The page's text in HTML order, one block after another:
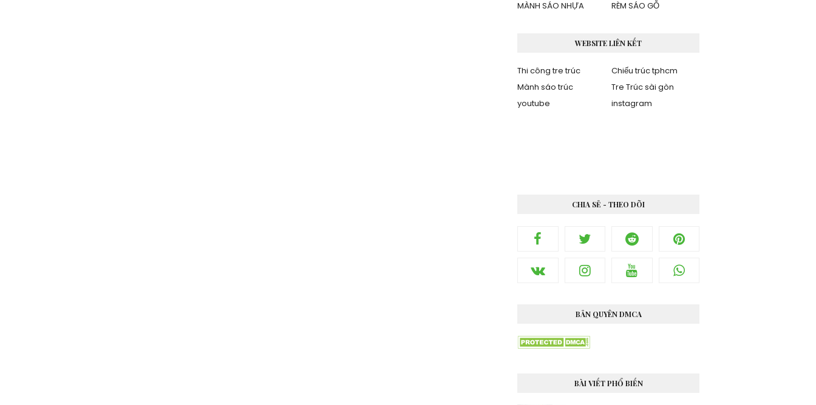
MÀNH SÁO NHỰA
RÈM SÁO GỖ
WEBSITE LIÊN KẾT
Thi công tre trúc
Chiếu trúc tphcm
Mành sáo trúc
Tre Trúc sài gòn
youtube
instagram
CHIA SẺ - THEO DÕI
BẢN QUYÊN DMCA
BÀI VIẾT PHỔ BIẾN